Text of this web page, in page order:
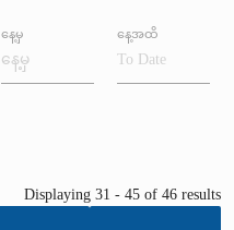
နေ့မှ နေ့အထိ
Displaying 31 - 45 of 46 results